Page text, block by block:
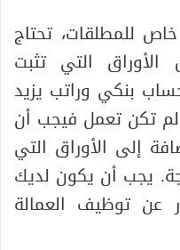
للمطلقات، تحتاج
التي تثبت
بنكي وراتب يزيد
لم تكن تعمل فيجب أن
إلى الأوراق التي
يجب أن يكون لديك
عن توظيف العمالة